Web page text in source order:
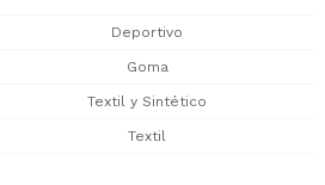
Deportivo
Goma
Textil y Sintético
Textil